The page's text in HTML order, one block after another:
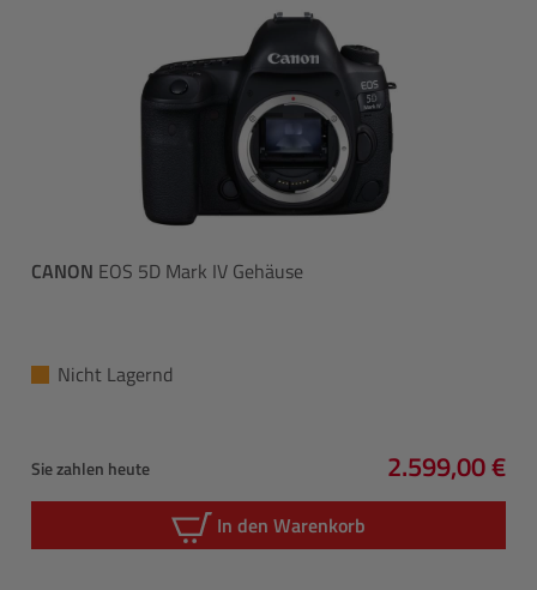
CANON EOS 5D Mark IV Gehäuse
Nicht Lagernd
Sie zahlen heute
Regulärer
2.599,00 €
In den Warenkorb